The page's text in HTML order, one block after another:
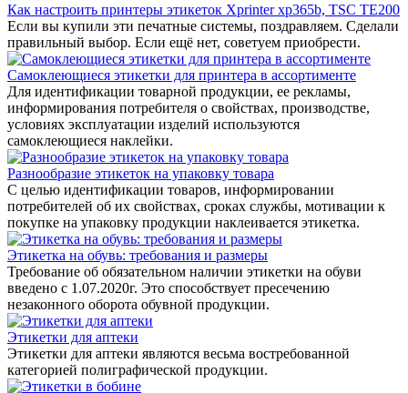
Как настроить принтеры этикеток Xprinter xp365b, TSC TE200
Если вы купили эти печатные системы, поздравляем. Сделали
правильный выбор. Если ещё нет, советуем приобрести.
Самоклеющиеся этикетки для принтера в ассортименте
Для идентификации товарной продукции, ее рекламы,
информирования потребителя о свойствах, производстве,
условиях эксплуатации изделий используются
самоклеющиеся наклейки.
Разнообразие этикеток на упаковку товара
С целью идентификации товаров, информировании
потребителей об их свойствах, сроках службы, мотивации к
покупке на упаковку продукции наклеивается этикетка.
Этикетка на обувь: требования и размеры
Требование об обязательном наличии этикетки на обуви
введено с 1.07.2020г. Это способствует пресечению
незаконного оборота обувной продукции.
Этикетки для аптеки
Этикетки для аптеки являются весьма востребованной
категорией полиграфической продукции.